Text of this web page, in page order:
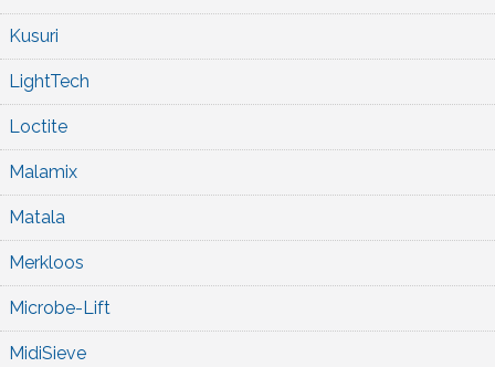
Kusuri
LightTech
Loctite
Malamix
Matala
Merkloos
Microbe-Lift
MidiSieve